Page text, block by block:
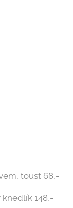
toust 68,-
148,-